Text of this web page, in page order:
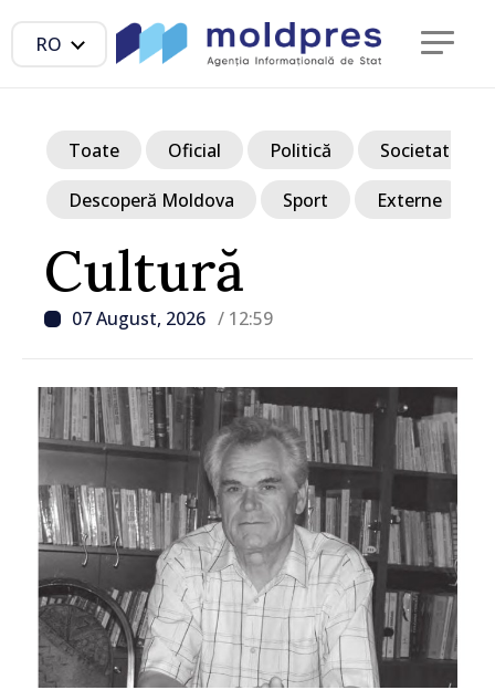
RO
Cultură
07 August, 2026 / 12:59
Toate Oficial Politică Societate
Descoperă Moldova Sport Externe